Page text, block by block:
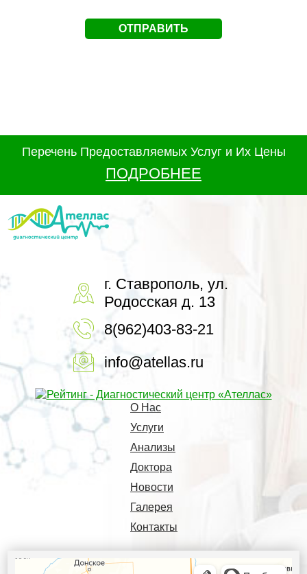
Перечень Предоставляемых Услуг и Их Цены
ПОДРОБНЕЕ
г. Ставрополь, ул.
Родосская д. 13
8(962)403-83-21
info@atellas.ru
О Нас
Услуги
Анализы
Доктора
Новости
Галерея
Контакты